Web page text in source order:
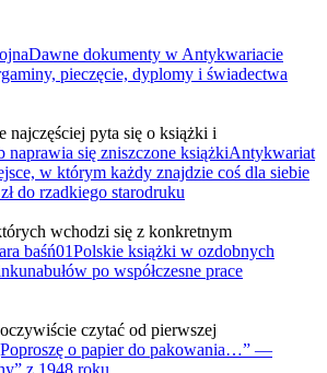
Dawne dokumenty w Antykwariacie
pieczęcie, dyplomy i świadectwa
najczęściej pyta się o książki i
Antykwariat
w którym każdy znajdzie coś dla siebie
do rzadkiego starodruku
wchodzi się z konkretnym
Polskie książki w ozdobnych
po współczesne prace
czytać od pierwszej
o papier do pakowania…” —
z 1948 roku